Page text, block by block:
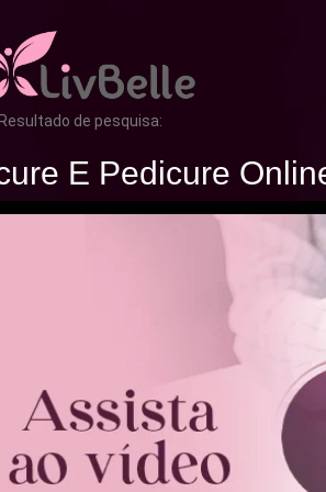
Resultado de pesquisa:
E Pedicure